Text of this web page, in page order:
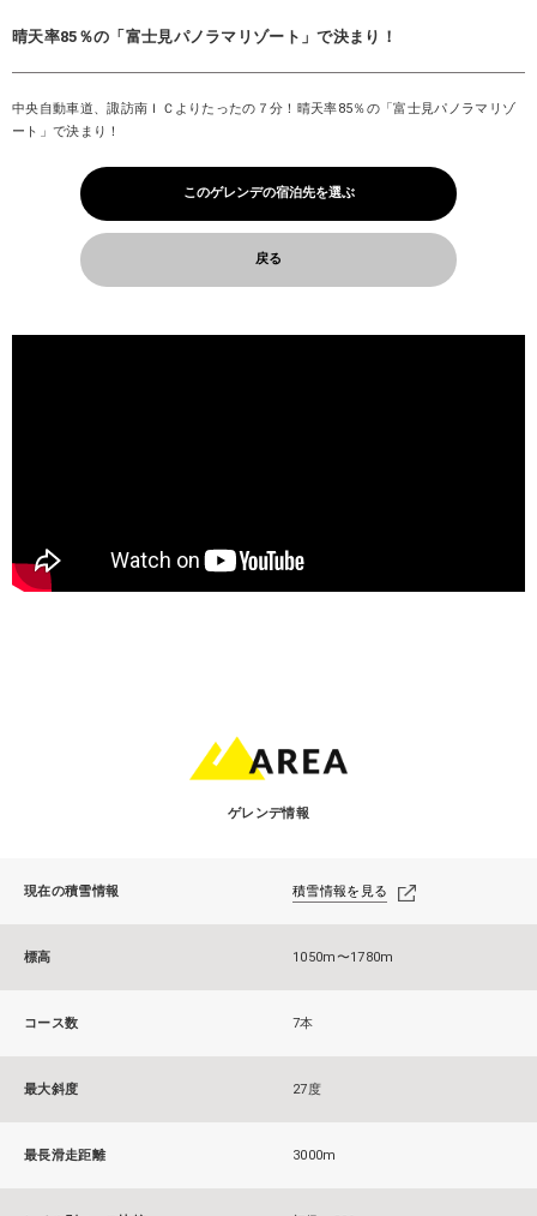
晴天率85％の「富士見パノラマリゾート」で決まり！
中央自動車道、諏訪南ＩＣよりたったの７分！晴天率85％の「富士見パノラマリゾ
ート」で決まり！
このゲレンデの宿泊先を選ぶ
戻る
ゲレンデ情報
現在の積雪情報 積雪情報を見る
標高 1050m〜1780m
コース数 7本
最大斜度 27度
最長滑走距離 3000m